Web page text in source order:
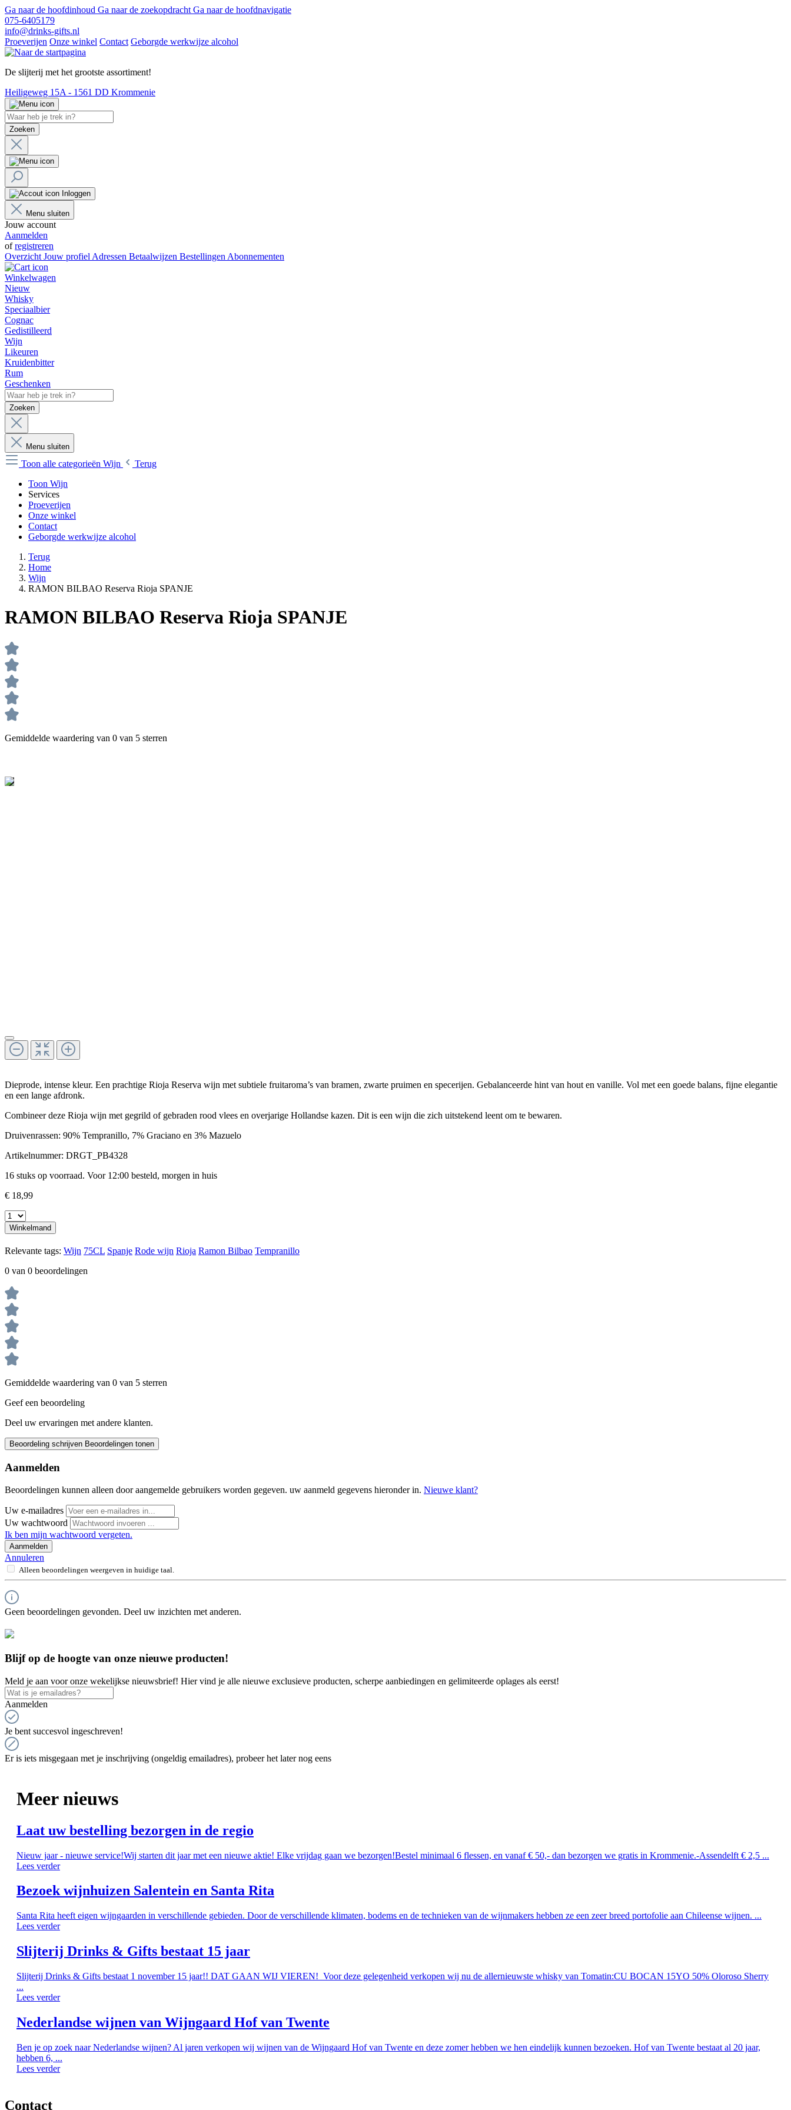
Ga naar de hoofdinhoud Ga naar de zoekopdracht Ga naar de hoofdnavigatie
075-6405179
info@drinks-gifts.nl
Proeverijen Onze winkel Contact Geborgde werkwijze alcohol
De slijterij met het grootste assortiment!
Heiligeweg 15A - 1561 DD Krommenie
Zoeken
Inloggen
Menu sluiten
Jouw account
Aanmelden
ofregistreren
Overzicht Jouw profiel Adressen Betaalwijzen Bestellingen Abonnementen
Winkelwagen
Nieuw
Whisky
Speciaalbier
Cognac
Gedistilleerd
Wijn
Likeuren
Kruidenbitter
Rum
Geschenken
Zoeken
Menu sluiten
Toon alle categorieën Wijn
Terug
Toon Wijn
Services
Proeverijen
Onze winkel
Contact
Geborgde werkwijze alcohol
Terug
Home
Wijn
RAMON BILBAO Reserva Rioja SPANJE
RAMON BILBAO Reserva Rioja SPANJE
Gemiddelde waardering van 0 van 5 sterren
Dieprode, intense kleur. Een prachtige Rioja Reserva wijn met subtiele fruitaroma’s van bramen, zwarte pruimen en specerijen. Gebalanceerde hint van hout en vanille. Vol met een goede balans, fijne elegantie
en een lange afdronk.
Combineer deze Rioja wijn met gegrild of gebraden rood vlees en overjarige Hollandse kazen. Dit is een wijn die zich uitstekend leent om te bewaren.
Druivenrassen: 90% Tempranillo, 7% Graciano en 3% Mazuelo
Artikelnummer: DRGT_PB4328
16 stuks op voorraad. Voor 12:00 besteld, morgen in huis
€ 18,99
Winkelmand
Relevante tags: Wijn 75CL Spanje Rode wijn Rioja Ramon Bilbao Tempranillo
0 van 0 beoordelingen
Gemiddelde waardering van 0 van 5 sterren
Geef een beoordeling
Deel uw ervaringen met andere klanten.
Beoordeling schrijven Beoordelingen tonen
Aanmelden
Beoordelingen kunnen alleen door aangemelde gebruikers worden gegeven. uw aanmeld gegevens hieronder in. Nieuwe klant?
Uw e-mailadres
Uw wachtwoord
Ik ben mijn wachtwoord vergeten.
Aanmelden
Annuleren
Alleen beoordelingen weergeven in huidige taal.
Geen beoordelingen gevonden. Deel uw inzichten met anderen.
Blijf op de hoogte van onze nieuwe producten!
Meld je aan voor onze wekelijkse nieuwsbrief! Hier vind je alle nieuwe exclusieve producten, scherpe aanbiedingen en gelimiteerde oplages als eerst!
Aanmelden
Je bent succesvol ingeschreven!
Er is iets misgegaan met je inschrijving (ongeldig emailadres), probeer het later nog eens
Meer nieuws
Laat uw bestelling bezorgen in de regio
Nieuw jaar - nieuwe service!Wij starten dit jaar met een nieuwe aktie! Elke vrijdag gaan we bezorgen!Bestel minimaal 6 flessen, en vanaf € 50,- dan bezorgen we gratis in Krommenie.-Assendelft € 2,5 ...
Lees verder
Bezoek wijnhuizen Salentein en Santa Rita
Santa Rita heeft eigen wijngaarden in verschillende gebieden. Door de verschillende klimaten, bodems en de technieken van de wijnmakers hebben ze een zeer breed portofolie aan Chileense wijnen. ...
Lees verder
Slijterij Drinks & Gifts bestaat 15 jaar
Slijterij Drinks & Gifts bestaat 1 november 15 jaar!! DAT GAAN WIJ VIEREN! Voor deze gelegenheid verkopen wij nu de allernieuwste whisky van Tomatin:CU BOCAN 15YO 50% Oloroso Sherry
...
Lees verder
Nederlandse wijnen van Wijngaard Hof van Twente
Ben je op zoek naar Nederlandse wijnen? Al jaren verkopen wij wijnen van de Wijngaard Hof van Twente en deze zomer hebben we hen eindelijk kunnen bezoeken. Hof van Twente bestaat al 20 jaar,
hebben 6, ...
Lees verder
Contact